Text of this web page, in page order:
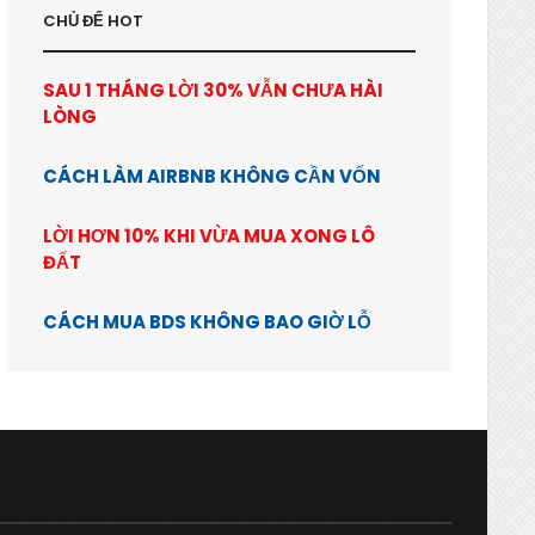
CHỦ ĐỂ HOT
SAU 1 THÁNG LỜI 30% VẪN CHƯA HÀI
LÒNG
CÁCH LÀM AIRBNB KHÔNG CẦN VỐN
LỜI HƠN 10% KHI VỪA MUA XONG LÔ
ĐẤT
CÁCH MUA BDS KHÔNG BAO GIỜ LỖ